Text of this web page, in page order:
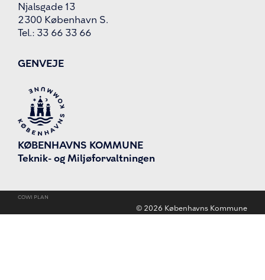
Njalsgade 13
2300 København S.
Tel.: 33 66 33 66
GENVEJE
KØBENHAVNS KOMMUNE
Teknik- og Miljøforvaltningen
COWI PLAN
© 2026 Københavns Kommune